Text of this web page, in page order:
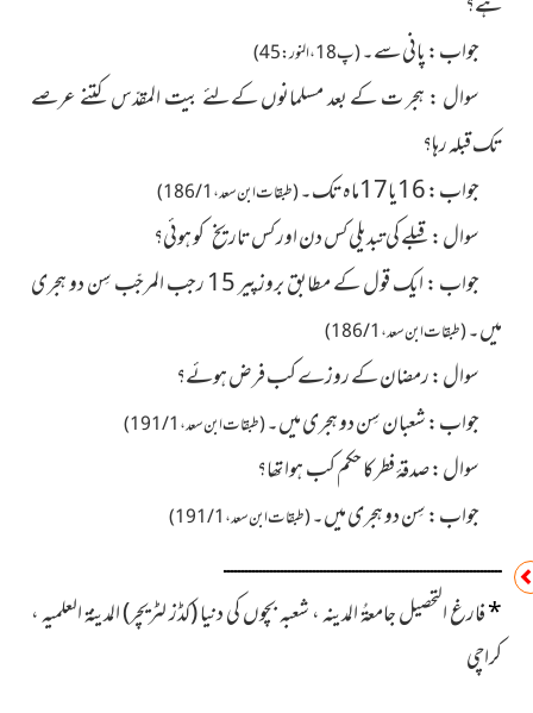
جواب : پانی سے۔(پ18 ، النور : 45)
سوال : ہجر ت کے بعد مسلمانوں کےلئے بیت المقدّس کتنے عرصے
تک قبلہ رہا؟
جواب : 16یا17ماہ تک۔
(طبقات ابن سعد ، 1 / 186)
سوال : قبلے کی تبدیلی کس دن اور کس تاریخ کو ہوئی؟
جواب : ایک قول کے مطابق بروزپیر 15 رجب المرجّب سِن دو ہجری
میں۔(طبقات ابن سعد ، 1 / 186)
سوال : رمضان کے روزے کب فرض ہوئے؟
جواب : شعبان سِن دو ہجری میں۔(طبقات ابن سعد ، 1 / 191)
سوال : صدقۂ فطر کا حکم کب ہوا تھا؟
جواب : سِن دو ہجری میں۔(طبقات ابن سعد ، 1 / 191)
ــــــــــــــــــــــــــــــــــــــــــــــــــــــــــــــــــــــــــــــ
*فارغ التحصیل جامعۃُ المدینہ ،شعبہ بچوں کی دنیا (کڈز لٹریچر) المدینۃ العلمیہ ،
کراچی